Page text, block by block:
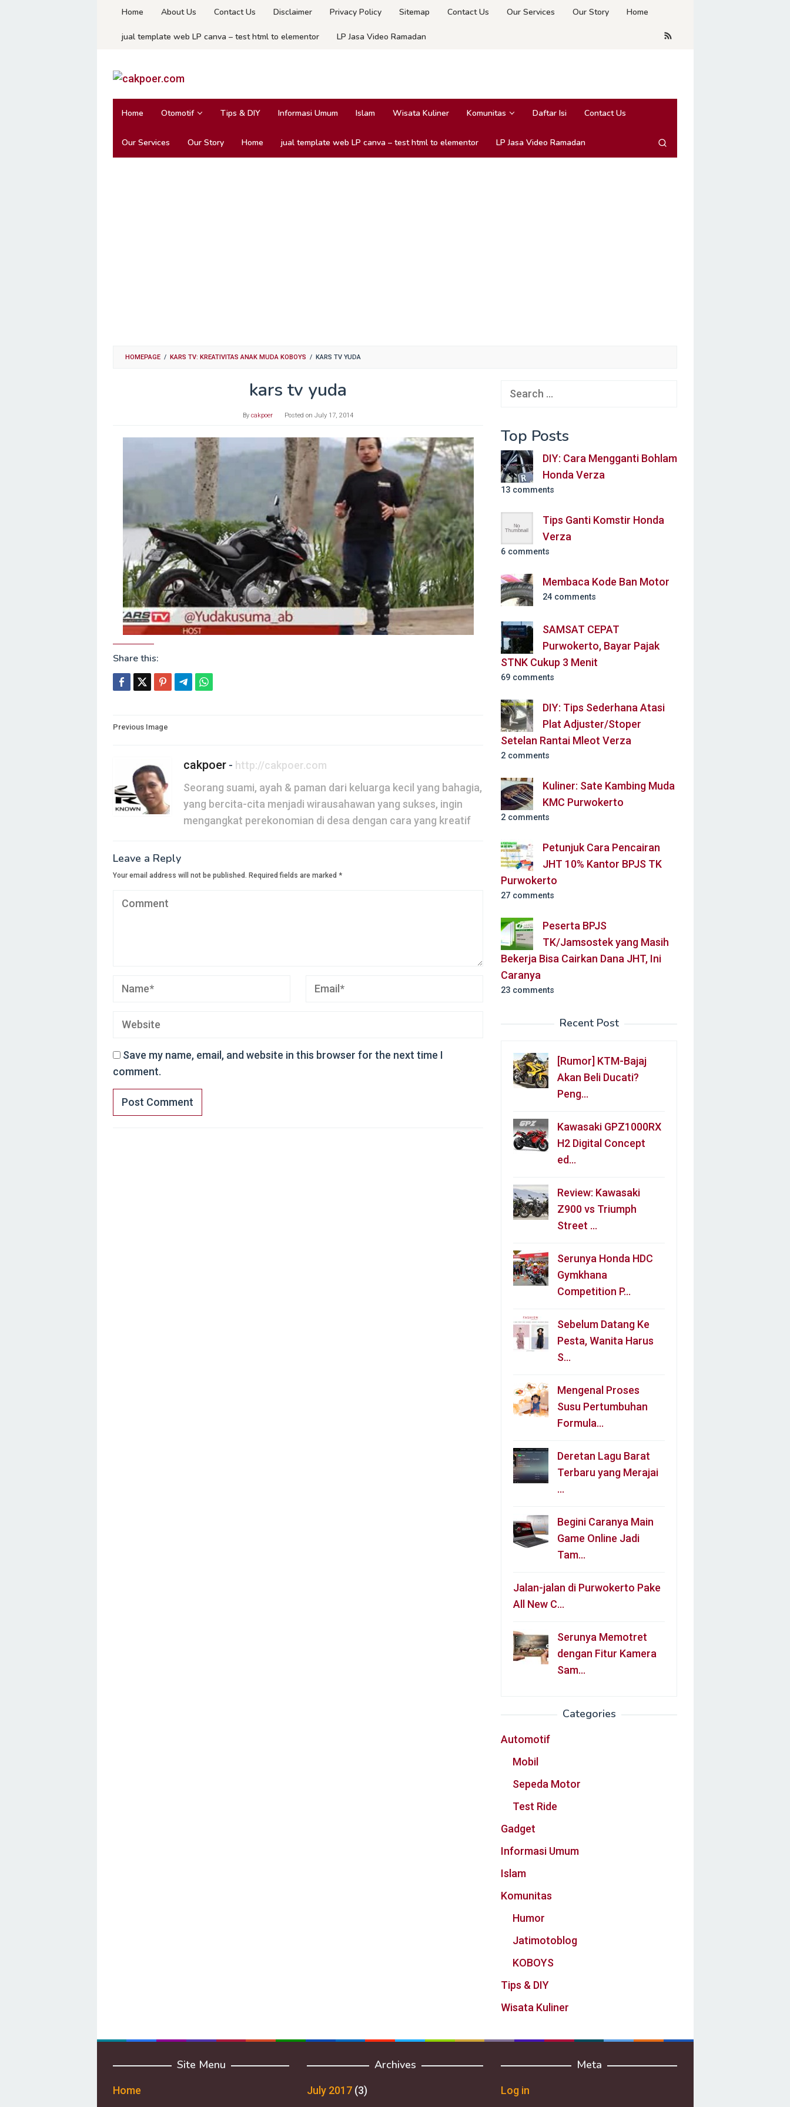
content
Home About Us Contact Us Disclaimer Privacy Policy Sitemap Contact Us Our Services Our Story Home
jual template web LP canva – test html to elementor LP Jasa Video Ramadan
Home Otomotif Tips & DIY Informasi Umum Islam Wisata Kuliner Komunitas Daftar Isi Contact Us
Our Services Our Story Home jual template web LP canva – test html to elementor LP Jasa Video Ramadan
HOMEPAGE / KARS TV: KREATIVITAS ANAK MUDA KOBOYS / KARS TV YUDA
kars tv yuda
By cakpoer Posted on July 17, 2014
Share this:
Post
Previous Image
cakpoer - http://cakpoer.com
Seorang suami, ayah & paman dari keluarga kecil yang bahagia,
yang bercita-cita menjadi wirausahawan yang sukses, ingin
mengangkat perekonomian di desa dengan cara yang kreatif
Leave a Reply
Your email address will not be published. Required fields are marked *
Save my name, email, and website in this browser for the next time I
comment.
Search
Top Posts
DIY: Cara Mengganti Bohlam
Honda Verza
13 comments
Tips Ganti Komstir Honda
Verza
6 comments
Membaca Kode Ban Motor
24 comments
SAMSAT CEPAT
Purwokerto, Bayar Pajak
STNK Cukup 3 Menit
69 comments
DIY: Tips Sederhana Atasi
Plat Adjuster/Stoper
Setelan Rantai Mleot Verza
2 comments
Kuliner: Sate Kambing Muda
KMC Purwokerto
2 comments
Petunjuk Cara Pencairan
JHT 10% Kantor BPJS TK
Purwokerto
27 comments
Peserta BPJS
TK/Jamsostek yang Masih
Bekerja Bisa Cairkan Dana JHT, Ini
Caranya
23 comments
Recent Post
[Rumor] KTM-Bajaj
Akan Beli Ducati?
Peng…
Kawasaki GPZ1000RX
H2 Digital Concept
ed…
Review: Kawasaki
Z900 vs Triumph
Street …
Serunya Honda HDC
Gymkhana
Competition P…
Sebelum Datang Ke
Pesta, Wanita Harus
S…
Mengenal Proses
Susu Pertumbuhan
Formula…
Deretan Lagu Barat
Terbaru yang Merajai
…
Begini Caranya Main
Game Online Jadi
Tam…
Jalan-jalan di Purwokerto Pake
All New C…
Serunya Memotret
dengan Fitur Kamera
Sam…
Categories
Automotif
Mobil
Sepeda Motor
Test Ride
Gadget
Informasi Umum
Islam
Komunitas
Humor
Jatimotoblog
KOBOYS
Tips & DIY
Wisata Kuliner
Site Menu
Home
Archives
July 2017 (3)
Meta
Log in